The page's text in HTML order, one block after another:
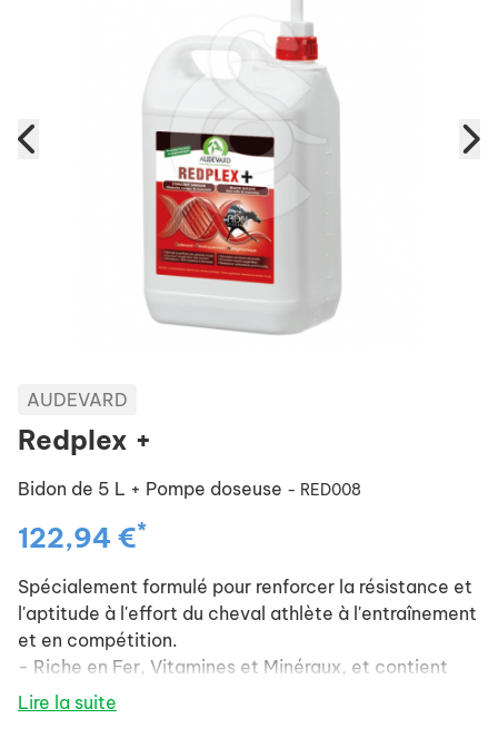
AUDEVARD
Redplex +
Bidon de 5 L + Pompe doseuse - RED008
122,94 €*
Spécialement formulé pour renforcer la résistance et
l'aptitude à l'effort du cheval athlète à l'entraînement
et en compétition.
- Riche en Fer, Vitamines et Minéraux, et contient
tous les éléments nécessaires à la synthèse des
Lire la suite